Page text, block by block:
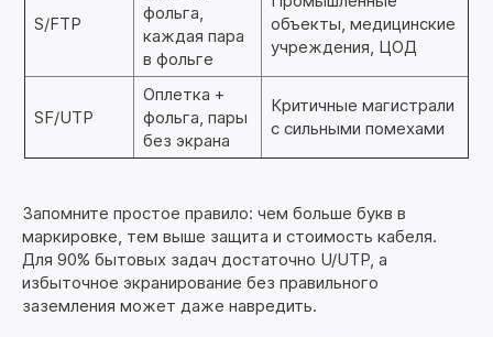
S/FTP
фольга,
каждая пара
в фольге
объекты, медицинские
учреждения, ЦОД
SF/UTP
Оплетка +
фольга, пары
без экрана
Критичные магистрали
с сильными помехами
Запомните простое правило: чем больше букв в
маркировке, тем выше защита и стоимость кабеля.
Для 90% бытовых задач достаточно U/UTP, а
избыточное экранирование без правильного
заземления может даже навредить.